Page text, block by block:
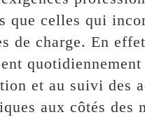
que celles qui
de charge. En
quotidiennement
et au suivi des
aux côtés des